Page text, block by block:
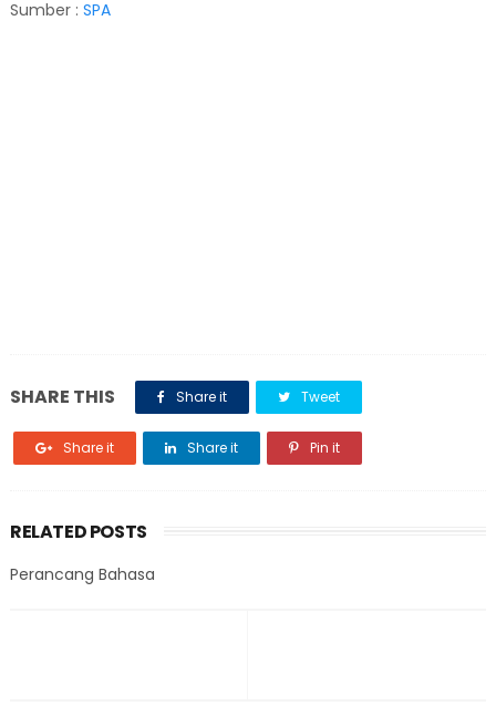
Sumber : SPA
SHARE THIS Share it Tweet
Share it Share it Pin it
RELATED POSTS
Perancang Bahasa